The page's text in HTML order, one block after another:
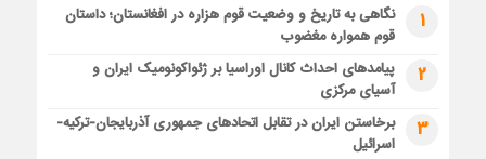
1
نگاهی به تاریخ و وضعیت قوم هزاره در افغانستان؛ داستان
قوم همواره مغضوب
2
پیامدهای احداث کانال اوراسیا بر ژئواکونومیک ایران و
آسیای مرکزی
3
برخاستن ایران در تقابل اتحادهای جمهوری آذربایجان-ترکیه-
اسرائیل